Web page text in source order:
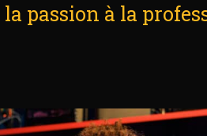
passion à la